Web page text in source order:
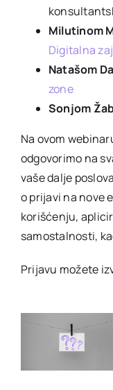
Milutinom
Digitalna
Natašom
zone
Sonjom
Na ovom
odgovorimo na
vaše dalje
o prijavi na nove
korišćenju,
samostalnosti,
Prijavu možete